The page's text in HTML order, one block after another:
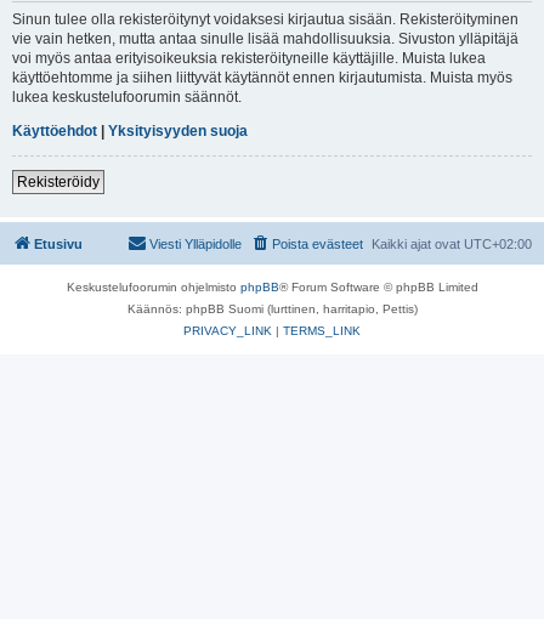
Sinun tulee olla rekisteröitynyt voidaksesi kirjautua sisään. Rekisteröityminen
vie vain hetken, mutta antaa sinulle lisää mahdollisuuksia. Sivuston ylläpitäjä
voi myös antaa erityisoikeuksia rekisteröityneille käyttäjille. Muista lukea
käyttöehtomme ja siihen liittyvät käytännöt ennen kirjautumista. Muista myös
lukea keskustelufoorumin säännöt.
Käyttöehdot | Yksityisyyden suoja
Rekisteröidy
Etusivu Kaikki ajat ovat UTC+02:00
Poista evästeet
Viesti Ylläpidolle
Keskustelufoorumin ohjelmisto phpBB® Forum Software © phpBB Limited
Käännös: phpBB Suomi (lurttinen, harritapio, Pettis)
PRIVACY_LINK | TERMS_LINK